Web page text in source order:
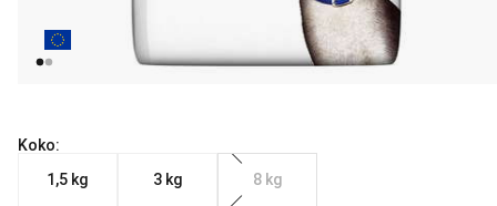
Koko:
1,5 kg
3 kg 8 kg